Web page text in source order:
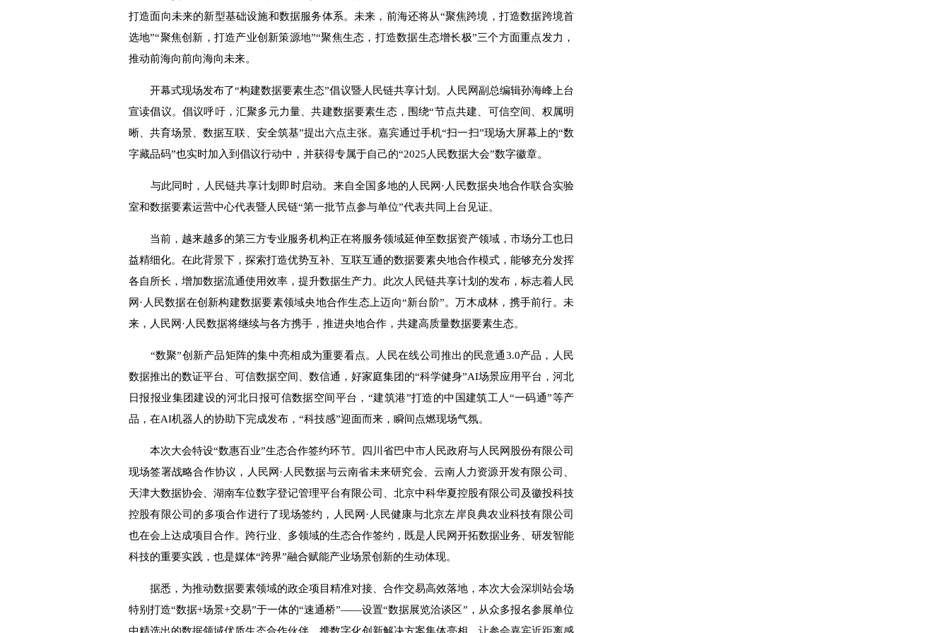
打造面向未来的新型基础设施和数据服务体系。未来，前海还将从“聚焦跨境，打造数据跨境首
选地”“聚焦创新，打造产业创新策源地”“聚焦生态，打造数据生态增长极”三个方面重点发力，
推动前海向前向海向未来。
开幕式现场发布了“构建数据要素生态”倡议暨人民链共享计划。人民网副总编辑孙海峰上台
宣读倡议。倡议呼吁，汇聚多元力量、共建数据要素生态，围绕“节点共建、可信空间、权属明
晰、共育场景、数据互联、安全筑基”提出六点主张。嘉宾通过手机“扫一扫”现场大屏幕上的“数
字藏品码”也实时加入到倡议行动中，并获得专属于自己的“2025 人民数据大会”数字徽章。
与此同时，人民链共享计划即时启动。来自全国多地的人民网·人民数据央地合作联合实验
室和数据要素运营中心代表暨人民链“第一批节点参与单位”代表共同上台见证。
当前，越来越多的第三方专业服务机构正在将服务领域延伸至数据资产领域，市场分工也日
益精细化。在此背景下，探索打造优势互补、互联互通的数据要素央地合作模式，能够充分发挥
各自所长，增加数据流通使用效率，提升数据生产力。此次人民链共享计划的发布，标志着人民
网·人民数据在创新构建数据要素领域央地合作生态上迈向“新台阶”。万木成林，携手前行。未
来，人民网·人民数据将继续与各方携手，推进央地合作，共建高质量数据要素生态。
“数聚”创新产品矩阵的集中亮相成为重要看点。人民在线公司推出的民意通3.0产品，人民
数据推出的数证平台、可信数据空间、数信通，好家庭集团的“科学健身”AI场景应用平台，河北
日报报业集团建设的河北日报可信数据空间平台，“建筑港”打造的中国建筑工人“一码通”等产
品，在AI机器人的协助下完成发布，“科技感”迎面而来，瞬间点燃现场气氛。
本次大会特设“数惠百业”生态合作签约环节。四川省巴中市人民政府与人民网股份有限公司
现场签署战略合作协议，人民网·人民数据与云南省未来研究会、云南人力资源开发有限公司、
天津大数据协会、湖南车位数字登记管理平台有限公司、北京中科华夏控股有限公司及徽投科技
控股有限公司的多项合作进行了现场签约，人民网·人民健康与北京左岸良典农业科技有限公司
也在会上达成项目合作。跨行业、多领域的生态合作签约，既是人民网开拓数据业务、研发智能
科技的重要实践，也是媒体“跨界”融合赋能产业场景创新的生动体现。
据悉， 为推动数据要素领域的政企项目精准对接、合作交易高效落地，本次大会深圳站会场
特别打造“数据+场景+交易”于一体的“速通桥”——设置“数据展览洽谈区”，从众多报名参展单位